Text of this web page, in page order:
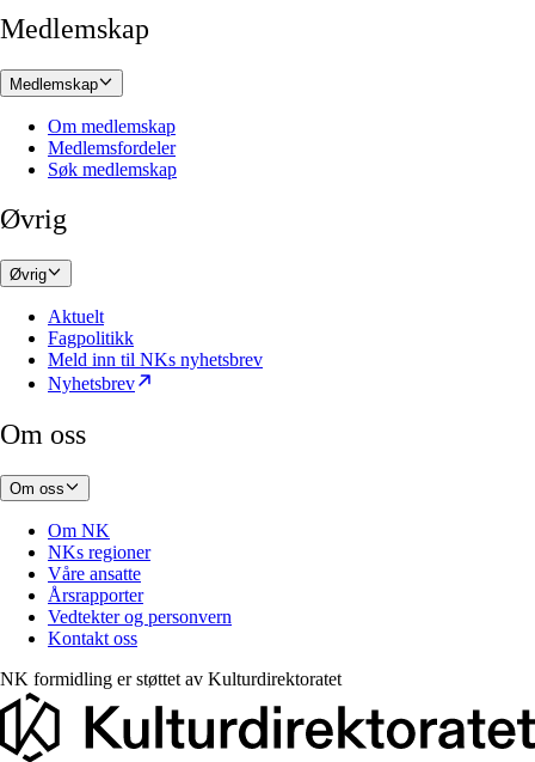
Medlemskap
Medlemskap
Om medlemskap
Medlemsfordeler
Søk medlemskap
Øvrig
Øvrig
Aktuelt
Fagpolitikk
Meld inn til NKs nyhetsbrev
Nyhetsbrev
Om oss
Om oss
Om NK
NKs regioner
Våre ansatte
Årsrapporter
Vedtekter og personvern
Kontakt oss
NK formidling er støttet av Kulturdirektoratet